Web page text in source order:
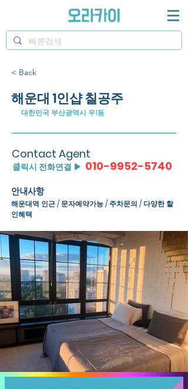
< Back
해운대 1인샵 칠공주
대한민국 부산광역시 우1동
010-9952-5740
클릭시 전화연결 ▶
Contact Agent
안내사항
해운대역 인근 / 문자예약가능 / 주차문의 / 다양한 할
인혜택